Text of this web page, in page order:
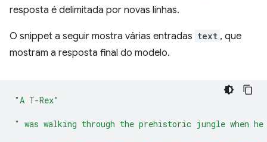
resposta é delimitada por novas linhas.
O snippet a seguir mostra várias entradas text , que
mostram a resposta final do modelo.
"A T-Rex"
" was walking through the prehistoric jungle when